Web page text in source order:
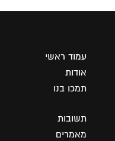
עמוד ראשי
אודות
תמכו בנו
תשובות
מאמרים